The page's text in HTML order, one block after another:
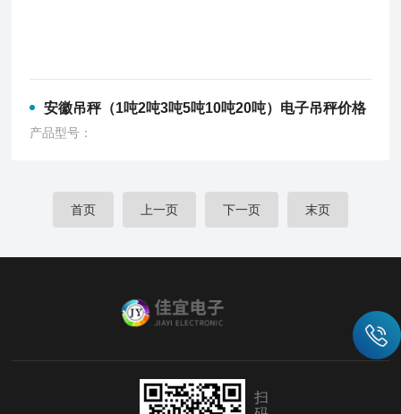
安徽吊秤（1吨2吨3吨5吨10吨20吨）电子吊秤价格
产品型号：
首页 上一页 下一页 末页
扫